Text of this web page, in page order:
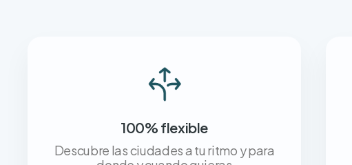
100% flexible
Descubre las ciudades a tu ritmo y para